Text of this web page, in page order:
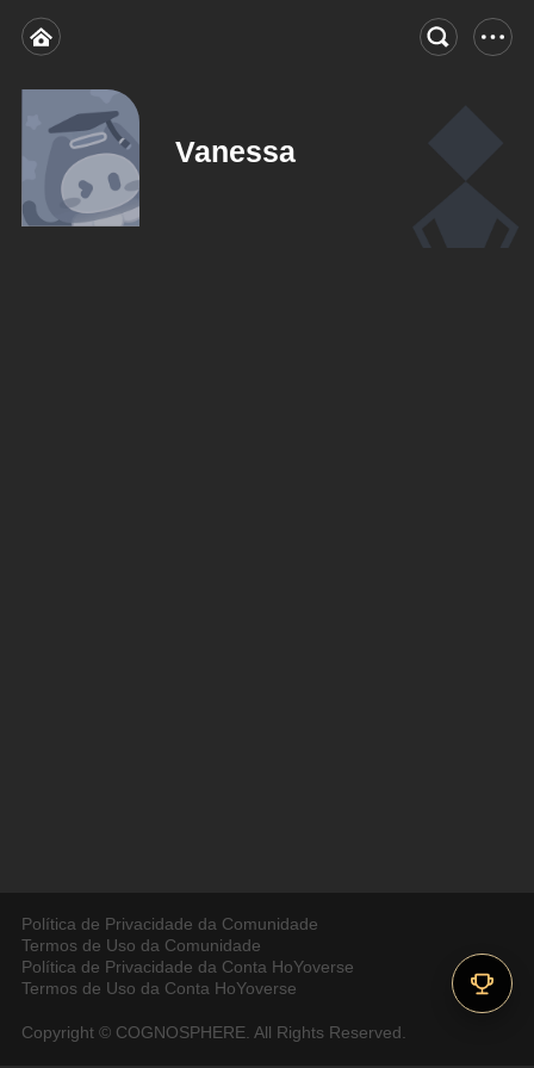
Vanessa
Política de Privacidade da Comunidade
Termos de Uso da Comunidade
Política de Privacidade da Conta HoYoverse
Termos de Uso da Conta HoYoverse
Copyright © COGNOSPHERE. All Rights Reserved.